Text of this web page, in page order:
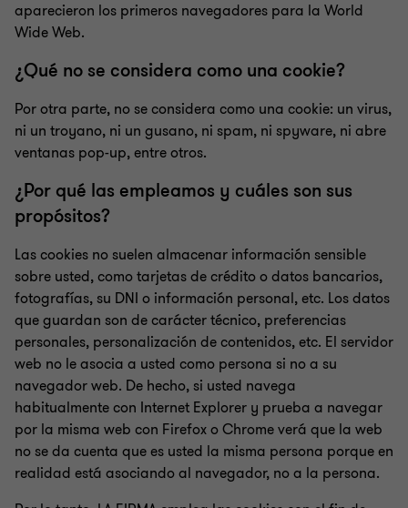
aparecieron los primeros navegadores para la World
Wide Web.
¿Qué no se considera como una cookie?
Por otra parte, no se considera como una cookie: un virus,
ni un troyano, ni un gusano, ni spam, ni spyware, ni abre
ventanas pop-up, entre otros.
¿Por qué las empleamos y cuáles son sus
propósitos?
Las cookies no suelen almacenar información sensible
sobre usted, como tarjetas de crédito o datos bancarios,
fotografías, su DNI o información personal, etc. Los datos
que guardan son de carácter técnico, preferencias
personales, personalización de contenidos, etc. El servidor
web no le asocia a usted como persona si no a su
navegador web. De hecho, si usted navega
habitualmente con Internet Explorer y prueba a navegar
por la misma web con Firefox o Chrome verá que la web
no se da cuenta que es usted la misma persona porque en
realidad está asociando al navegador, no a la persona.